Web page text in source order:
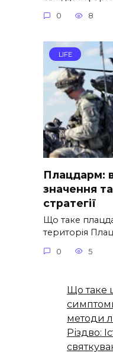
0 8
LIFE
Плацдарм:
значення
стратегії
Що таке
територія
0 5
Що таке
методи
Різдво: